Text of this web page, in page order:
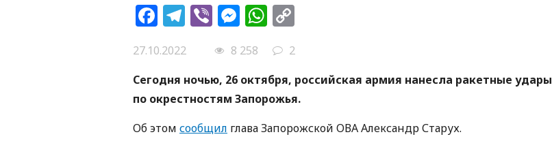
Facebook
Telegram
ViberMessenger
WhatsApp
27.10.2022 8 258
2
Сегодня ночью, 26 октября, российская армия нанесла ракетные удары
по окрестностям Запорожья.
Об этом сообщил глава Запорожской ОВА Александр Старух.